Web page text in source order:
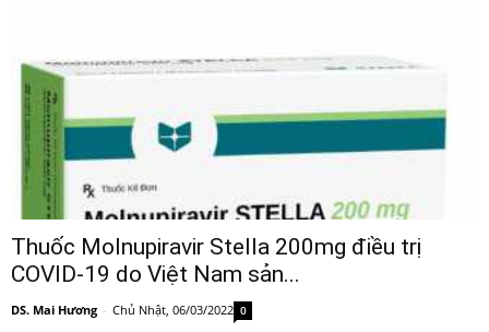
Thuốc Molnupiravir Stella 200mg điều trị
COVID-19 do Việt Nam sản...
DS. Mai Hương - Chủ Nhật, 06/03/2022 0